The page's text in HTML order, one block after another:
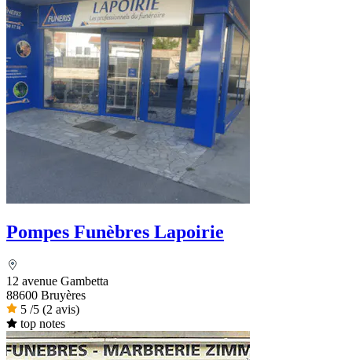
Pompes Funèbres Lapoirie
12 avenue Gambetta
88600 Bruyères
5 /5 (2 avis)
top notes